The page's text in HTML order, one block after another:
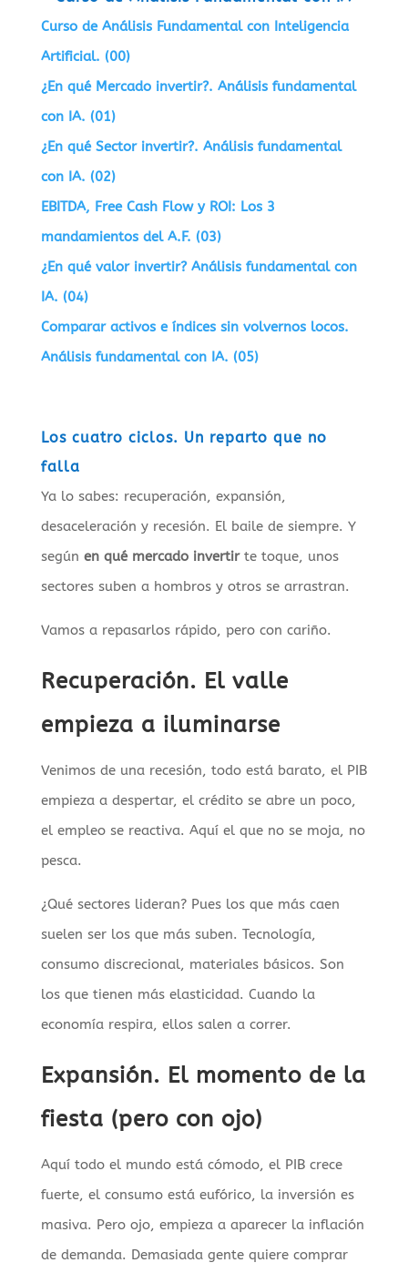
Curso de Análisis Fundamental con Inteligencia
Artificial. (00)
¿En qué Mercado invertir?. Análisis fundamental
con IA. (01)
¿En qué Sector invertir?. Análisis fundamental
con IA. (02)
EBITDA, Free Cash Flow y ROI: Los 3
mandamientos del A.F. (03)
¿En qué valor invertir? Análisis fundamental con
IA. (04)
Comparar activos e índices sin volvernos locos.
Análisis fundamental con IA. (05)
Los cuatro ciclos. Un reparto que no
falla
Ya lo sabes: recuperación, expansión,
desaceleración y recesión. El baile de siempre. Y
según en qué mercado invertirte toque, unos
sectores suben a hombros y otros se arrastran.
Vamos a repasarlos rápido, pero con cariño.
Recuperación. El valle
empieza a iluminarse
Venimos de una recesión, todo está barato, el PIB
empieza a despertar, el crédito se abre un poco,
el empleo se reactiva. Aquí el que no se moja, no
pesca.
¿Qué sectores lideran? Pues los que más caen
suelen ser los que más suben. Tecnología,
consumo discrecional, materiales básicos. Son
los que tienen más elasticidad. Cuando la
economía respira, ellos salen a correr.
Expansión. El momento de la
fiesta (pero con ojo)
Aquí todo el mundo está cómodo, el PIB crece
fuerte, el consumo está eufórico, la inversión es
masiva. Pero ojo, empieza a aparecer la inflación
de demanda. Demasiada gente quiere comprar